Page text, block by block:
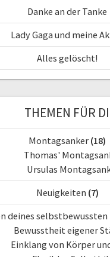
Danke an der Tanke
Lady Gaga und meine
Alles gelöscht!
THEMEN FÜR
Montagsanker (18)
Thomas'
Ursulas
Neuigkeiten (7)
deines selbstbewussten
Bewusstheit eigener
Einklang von Körper